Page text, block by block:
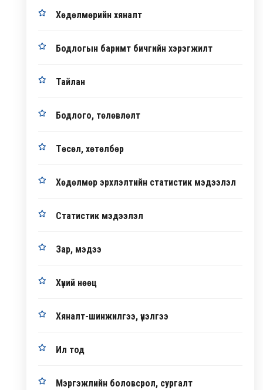
Хөдөлмөрийн хяналт
Бодлогын баримт бичгийн хэрэгжилт
Тайлан
Бодлого, төлөвлөлт
Төсөл, хөтөлбөр
Хөдөлмөр эрхлэлтийн статистик мэдээлэл
Статистик мэдээлэл
Зар, мэдээ
Хүний нөөц
Хяналт-шинжилгээ, үнэлгээ
Ил тод
Мэргэжлийн боловсрол, сургалт